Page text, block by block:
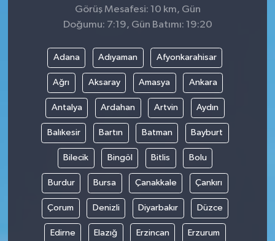
Görüş Mesafesi: 10 km, Gün
Doğumu: 7:19, Gün Batımı: 19:20
Adana Adıyaman Afyonkarahisar
Ağrı Aksaray Amasya Ankara
Antalya Ardahan Artvin Aydın
Balıkesir Bartın Batman Bayburt
Bilecik Bingöl Bitlis Bolu
Burdur Bursa Çanakkale Çankırı
Çorum Denizli Diyarbakır Düzce
Edirne Elazığ Erzincan Erzurum
Son Dakika
Spor
Teknoloji